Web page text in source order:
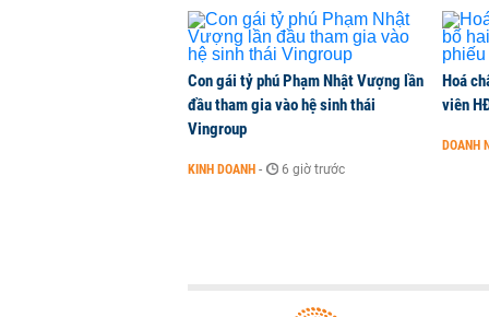
Con gái tỷ phú Phạm Nhật Vượng lần
đầu tham gia vào hệ sinh thái
Vingroup
KINH DOANH - 6 giờ trước
Hoá
viên
DOANH